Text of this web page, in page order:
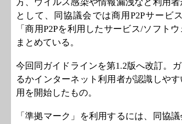
方、ウイルス感染や情報漏洩など利用
として、同協議会では商用P2Pサービ
「商用P2Pを利用したサービス/ソフト
まとめている。
今回同ガイドラインを第1.2版へ改訂。
るかインターネット利用者が認識しや
用を開始したもの。
「準拠マーク」を利用するには、同協